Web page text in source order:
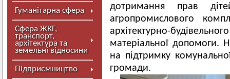
Гуманітарна сфера
Сфера ЖКГ,
транспорт,
архітектура та
земельні відносини
Підприємництво
дотримання прав
агропромислового
архітектурно-
матеріальної допомоги.
на підтримку
громади.